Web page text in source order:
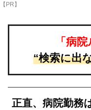
【PR】
「病
“検索に出
正直、病院勤務